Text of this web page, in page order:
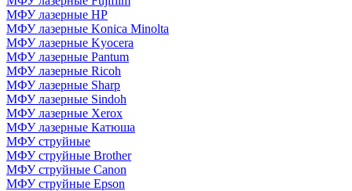
МФУ лазерные HP
МФУ лазерные Konica Minolta
МФУ лазерные Kyocera
МФУ лазерные Pantum
МФУ лазерные Ricoh
МФУ лазерные Sharp
МФУ лазерные Sindoh
МФУ лазерные Xerox
МФУ лазерные Катюша
МФУ струйные
МФУ струйные Brother
МФУ струйные Canon
МФУ струйные Epson